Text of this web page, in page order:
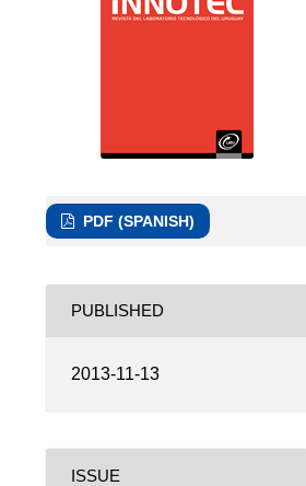
PDF (SPANISH)
PUBLISHED
2013-11-13
ISSUE